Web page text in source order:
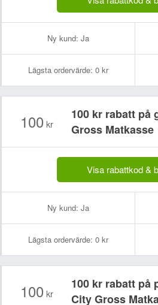
Ny kund: Ja
Lägsta ordervärde: 0 kr
100 kr
100 kr rabatt på
Gross Matkasse
Visa rabattkod &
Ny kund: Ja
Lägsta ordervärde: 0 kr
100 kr
100 kr rabatt på
City Gross